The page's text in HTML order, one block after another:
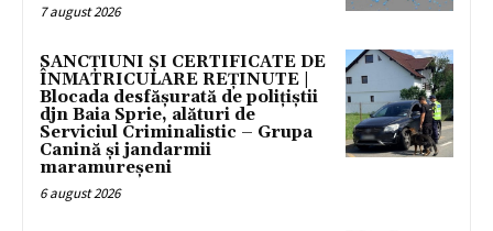
7 august 2026
SANCȚIUNI ȘI CERTIFICATE DE
ÎNMATRICULARE REȚINUTE |
Blocada desfășurată de polițiștii
djn Baia Sprie, alături de
Serviciul Criminalistic – Grupa
Canină și jandarmii
maramureșeni
6 august 2026